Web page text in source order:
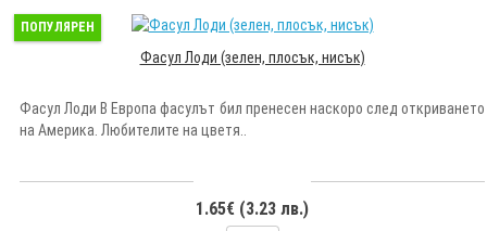
ПОПУЛЯРЕН
Фасул Лоди (зелен, плосък, нисък)
Фасул Лоди В Европа фасулът бил пренесен наскоро след откриването
на Америка. Любителите на цветя..
1.65€ (3.23 лв.)